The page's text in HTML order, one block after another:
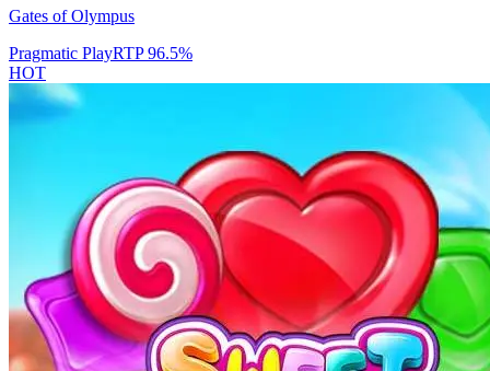
Gates of Olympus
Pragmatic PlayRTP96.5%
HOT